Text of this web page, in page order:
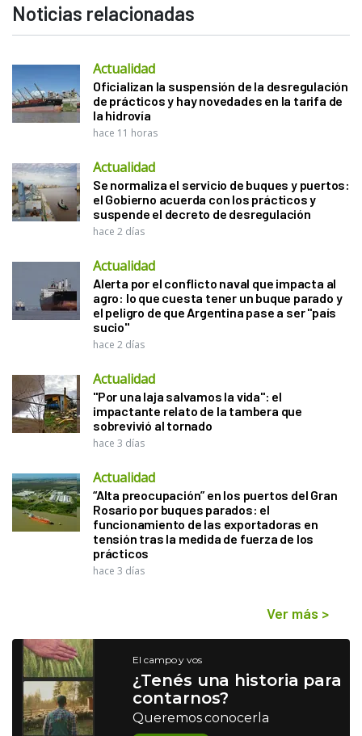
Noticias relacionadas
Actualidad
Oficializan la suspensión de la desregulación
de prácticos y hay novedades en la tarifa de
la hidrovía
hace 11 horas
Actualidad
Se normaliza el servicio de buques y puertos:
el Gobierno acuerda con los prácticos y
suspende el decreto de desregulación
hace 2 días
Actualidad
Alerta por el conflicto naval que impacta al
agro: lo que cuesta tener un buque parado y
el peligro de que Argentina pase a ser "país
sucio"
hace 2 días
Actualidad
"Por una laja salvamos la vida": el
impactante relato de la tambera que
sobrevivió al tornado
hace 3 días
Actualidad
“Alta preocupación” en los puertos del Gran
Rosario por buques parados: el
funcionamiento de las exportadoras en
tensión tras la medida de fuerza de los
prácticos
hace 3 días
Ver más >
El campo y vos
¿Tenés una historia para
contarnos?
Queremos conocerla